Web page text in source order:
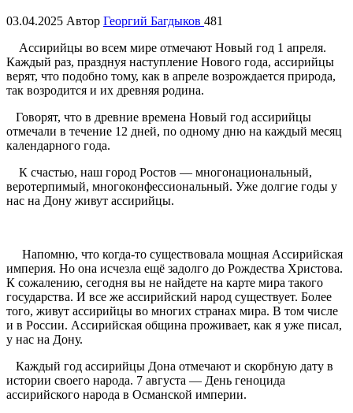
03.04.2025 Автор Георгий Багдыков 481
Ассирийцы во всем мире отмечают Новый год 1 апреля.
Каждый раз, празднуя наступление Нового года, ассирийцы
верят, что подобно тому, как в апреле возрождается природа,
так возродится и их древняя родина.
Говорят, что в древние времена Новый год ассирийцы
отмечали в течение 12 дней, по одному дню на каждый месяц
календарного года.
К счастью, наш город Ростов — многонациональный,
веротерпимый, многоконфессиональный. Уже долгие годы у
нас на Дону живут ассирийцы.
Напомню, что когда-то существовала мощная Ассирийская
империя. Но она исчезла ещё задолго до Рождества Христова.
К сожалению, сегодня вы не найдете на карте мира такого
государства. И все же ассирийский народ существует. Более
того, живут ассирийцы во многих странах мира. В том числе
и в России. Ассирийская община проживает, как я уже писал,
у нас на Дону.
Каждый год ассирийцы Дона отмечают и скорбную дату в
истории своего народа. 7 августа — День геноцида
ассирийского народа в Османской империи.